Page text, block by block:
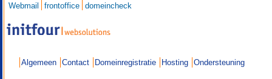
Overslaan
de inhoud
Webmail frontoffice domeincheck
Algemeen Contact Domeinregistratie Hosting Ondersteuning